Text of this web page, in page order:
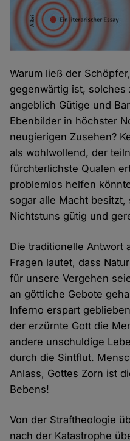
Warum ließ der
gegenwärtig ist, solches
angeblich Gütige und
Ebenbilder in höchster
neugierigen Zusehen?
als wohlwollend, der
fürchterlichste Qualen
problemlos helfen
sogar alle Macht
Nichtstuns gütig und
Die traditionelle Antwort
Fragen lautet, dass
für unsere Vergehen
an göttliche Gebote
Inferno erspart
der erzürnte Gott die
andere unschuldige
durch die Sintflut.
Anlass, Gottes Zorn ist
Bebens!
Von der Straftheologie
nach der Katastrophe